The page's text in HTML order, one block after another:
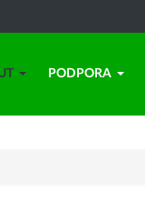
PODPORA